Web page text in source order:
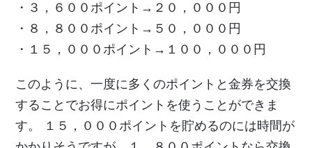
・３，６００ポイント→２０，０００円
・８，８００ポイント→５０，０００円
・１５，０００ポイント→１００，０００円
このように、一度に多くのポイントと金券を交換
することでお得にポイントを使うことができま
す。 １５，０００ポイントを貯めるのには時間が